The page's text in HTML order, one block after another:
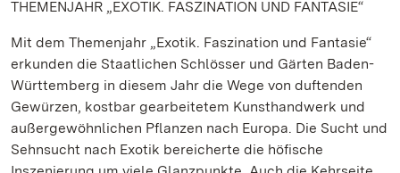
THEMENJAHR „EXOTIK. FASZINATION UND FANTASIE“
Mit dem Themenjahr „Exotik. Faszination und Fantasie“
erkunden die Staatlichen Schlösser und Gärten Baden-
Württemberg in diesem Jahr die Wege von duftenden
Gewürzen, kostbar gearbeitetem Kunsthandwerk und
außergewöhnlichen Pflanzen nach Europa. Die Sucht und
Sehnsucht nach Exotik bereicherte die höfische